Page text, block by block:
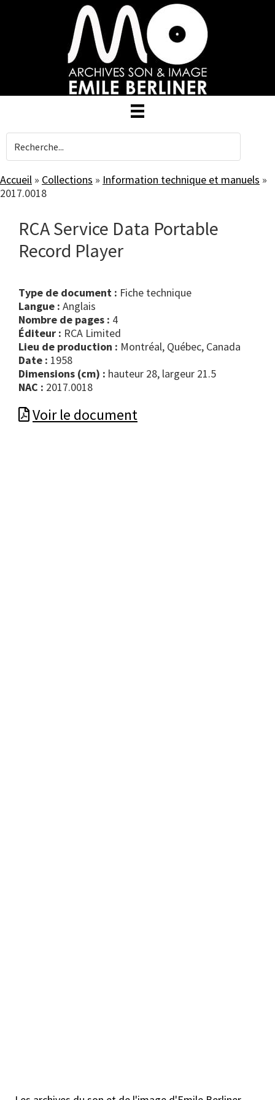
Accueil » Collections » Information technique et manuels »
2017.0018
RCA Service Data Portable
Record Player
Type de document :
fiche technique
Langue : Anglais
Nombre de pages : 4
Éditeur : RCA Limited
Lieu de production : Montréal, Québec, Canada
Date : 1958
Dimensions (cm) : hauteur 28, largeur 21.5
NAC : 2017.0018
Voir le document